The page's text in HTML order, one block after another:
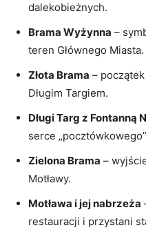
dalekobieżnych.
Brama Wyżynna –
teren Głównego Miasta.
Złota Brama –
Długim Targiem.
Długi Targ z Fontanną
serce
Zielona Brama –
Motławy.
Motława i jej nabrzeża
restauracji i przystani